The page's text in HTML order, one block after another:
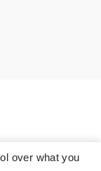
over what you